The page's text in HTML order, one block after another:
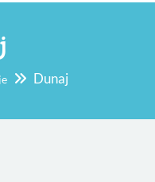
Dunaj